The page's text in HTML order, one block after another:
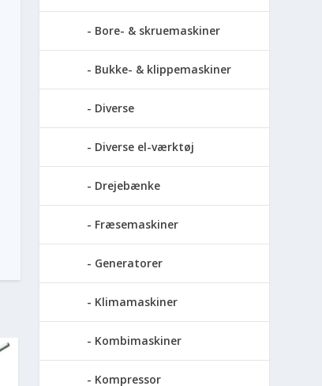
Bore- & skruemaskiner
Bukke- & klippemaskiner
Diverse
Diverse el-værktøj
Drejebænke
Fræsemaskiner
Generatorer
Klimamaskiner
Kombimaskiner
Kompressor